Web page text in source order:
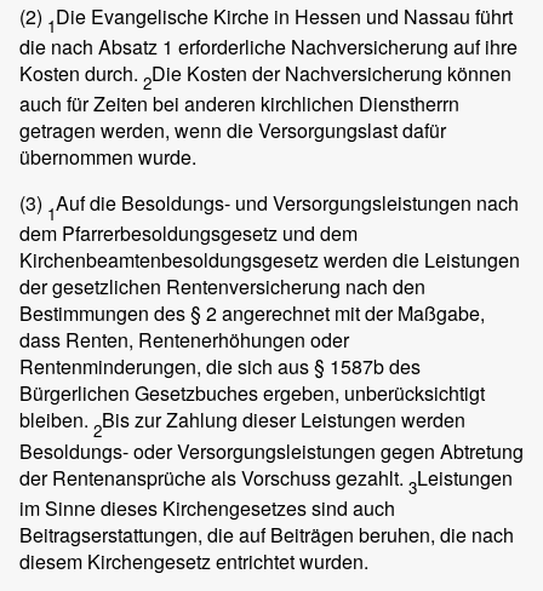
(2) 1Die Evangelische Kirche in Hessen und Nassau führt
die nach Absatz 1 erforderliche Nachversicherung auf ihre
Kosten durch. 2Die Kosten der Nachversicherung können
auch für Zeiten bei anderen kirchlichen Dienstherrn
getragen werden, wenn die Versorgungslast dafür
übernommen wurde.
(3) 1Auf die Besoldungs- und Versorgungsleistungen nach
dem Pfarrerbesoldungsgesetz und dem
Kirchenbeamtenbesoldungsgesetz werden die Leistungen
der gesetzlichen Rentenversicherung nach den
Bestimmungen des § 2 angerechnet mit der Maßgabe,
dass Renten, Rentenerhöhungen oder
Rentenminderungen, die sich aus § 1587b des
Bürgerlichen Gesetzbuches ergeben, unberücksichtigt
bleiben. 2Bis zur Zahlung dieser Leistungen werden
Besoldungs- oder Versorgungsleistungen gegen Abtretung
der Rentenansprüche als Vorschuss gezahlt. 3Leistungen
im Sinne dieses Kirchengesetzes sind auch
Beitragserstattungen, die auf Beiträgen beruhen, die nach
diesem Kirchengesetz entrichtet wurden.